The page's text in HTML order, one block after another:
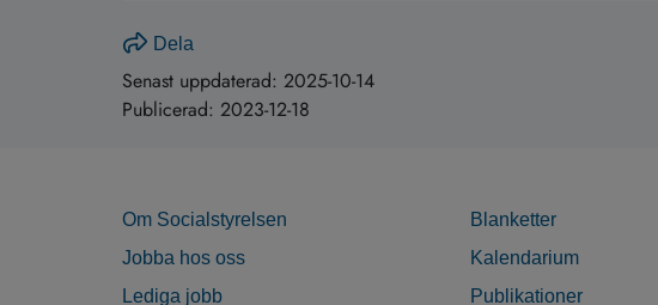
Dela
Senast uppdaterad: 2025-10-14
Publicerad: 2023-12-18
Om Socialstyrelsen
Jobba hos oss
Lediga jobb
Blanketter
Kalendarium
Publikationer